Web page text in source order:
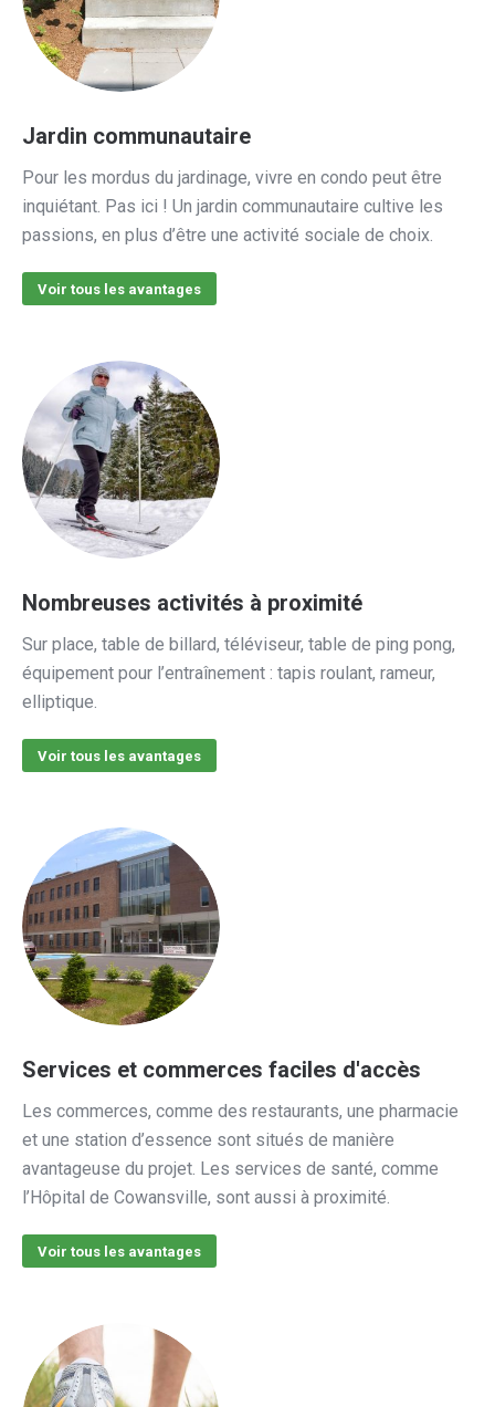
Jardin communautaire
Pour les mordus du jardinage, vivre en condo peut être
inquiétant. Pas ici ! Un jardin communautaire cultive les
passions, en plus d’être une activité sociale de choix.
Voir tous les avantages
Nombreuses activités à proximité
Sur place, table de billard, téléviseur, table de ping pong,
équipement pour l’entraînement : tapis roulant, rameur,
elliptique.
Voir tous les avantages
Services et commerces faciles d'accès
Les commerces, comme des restaurants, une pharmacie
et une station d’essence sont situés de manière
avantageuse du projet. Les services de santé, comme
l’Hôpital de Cowansville, sont aussi à proximité.
Voir tous les avantages